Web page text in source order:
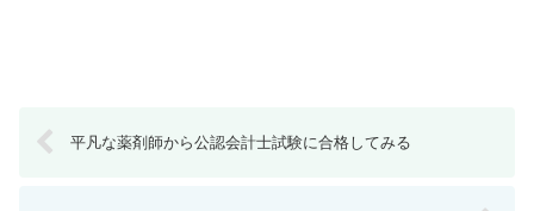
平凡な薬剤師から公認会計士試験に合格してみる